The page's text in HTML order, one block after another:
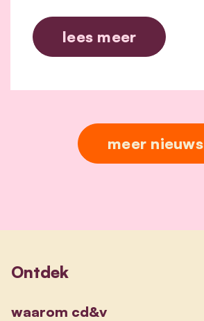
lees meer
meer nieuws
Ontdek
waarom cd&v